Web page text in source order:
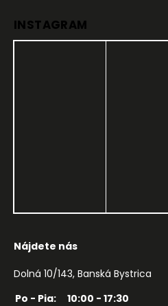
INSTAGRAM
Nájdete nás
Dolná 10/143, Banská Bystrica
Po - Pia:
10:00 - 17:30